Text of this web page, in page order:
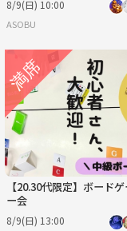
8/9(日) 10:00
ASOBU
【20.30代限定】ボード
ー会
8/9(日) 13:00